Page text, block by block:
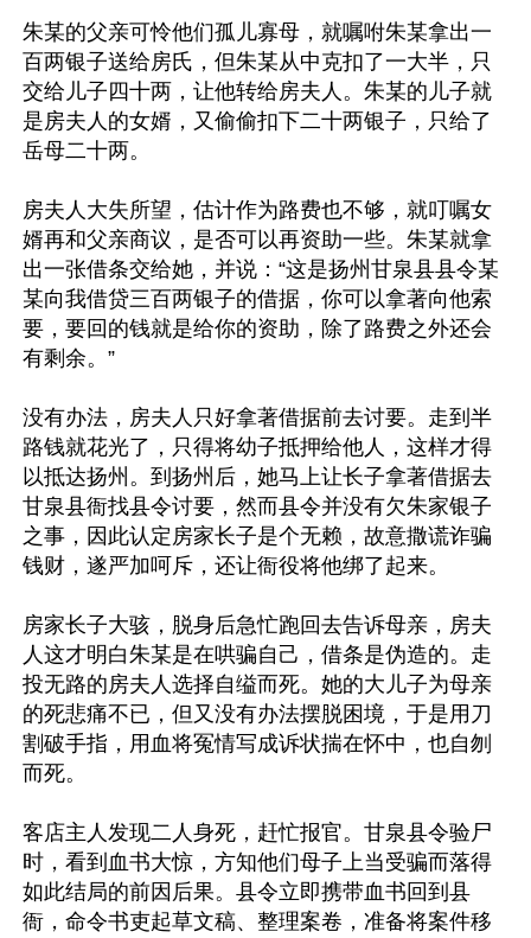
朱某的父亲可怜他们孤儿寡母，就嘱咐朱某拿出一
百两银子送给房氏，但朱某从中克扣了一大半，只
交给儿子四十两，让他转给房夫人。朱某的儿子就
是房夫人的女婿，又偷偷扣下二十两银子，只给了
岳母二十两。
房夫人大失所望，估计作为路费也不够，就叮嘱女
婿再和父亲商议，是否可以再资助一些。朱某就拿
出一张借条交给她，并说：“这是扬州甘泉县县令某
某向我借贷三百两银子的借据，你可以拿著向他索
要，要回的钱就是给你的资助，除了路费之外还会
有剩余。”
没有办法，房夫人只好拿著借据前去讨要。走到半
路钱就花光了，只得将幼子抵押给他人，这样才得
以抵达扬州。到扬州后，她马上让长子拿著借据去
甘泉县衙找县令讨要，然而县令并没有欠朱家银子
之事，因此认定房家长子是个无赖，故意撒谎诈骗
钱财，遂严加呵斥，还让衙役将他绑了起来。
房家长子大骇，脱身后急忙跑回去告诉母亲，房夫
人这才明白朱某是在哄骗自己，借条是伪造的。走
投无路的房夫人选择自缢而死。她的大儿子为母亲
的死悲痛不已，但又没有办法摆脱困境，于是用刀
割破手指，用血将冤情写成诉状揣在怀中，也自刎
而死。
客店主人发现二人身死，赶忙报官。甘泉县令验尸
时，看到血书大惊，方知他们母子上当受骗而落得
如此结局的前因后果。县令立即携带血书回到县
衙，命令书吏起草文稿、整理案卷，准备将案件移